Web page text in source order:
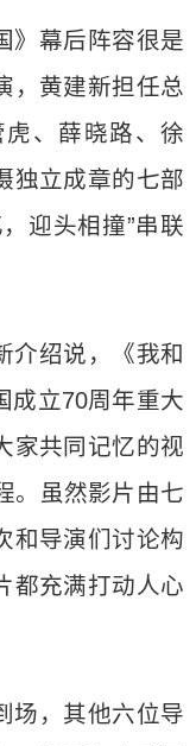
》幕后阵容很是
，黄建新担任总
、薛晓路、徐
独立成章的七部
迎头相撞”串联
介绍说，《我和
成立70周年重大
家共同记忆的视
。虽然影片由七
和导演们讨论构
都充满打动人心
场，其他六位导